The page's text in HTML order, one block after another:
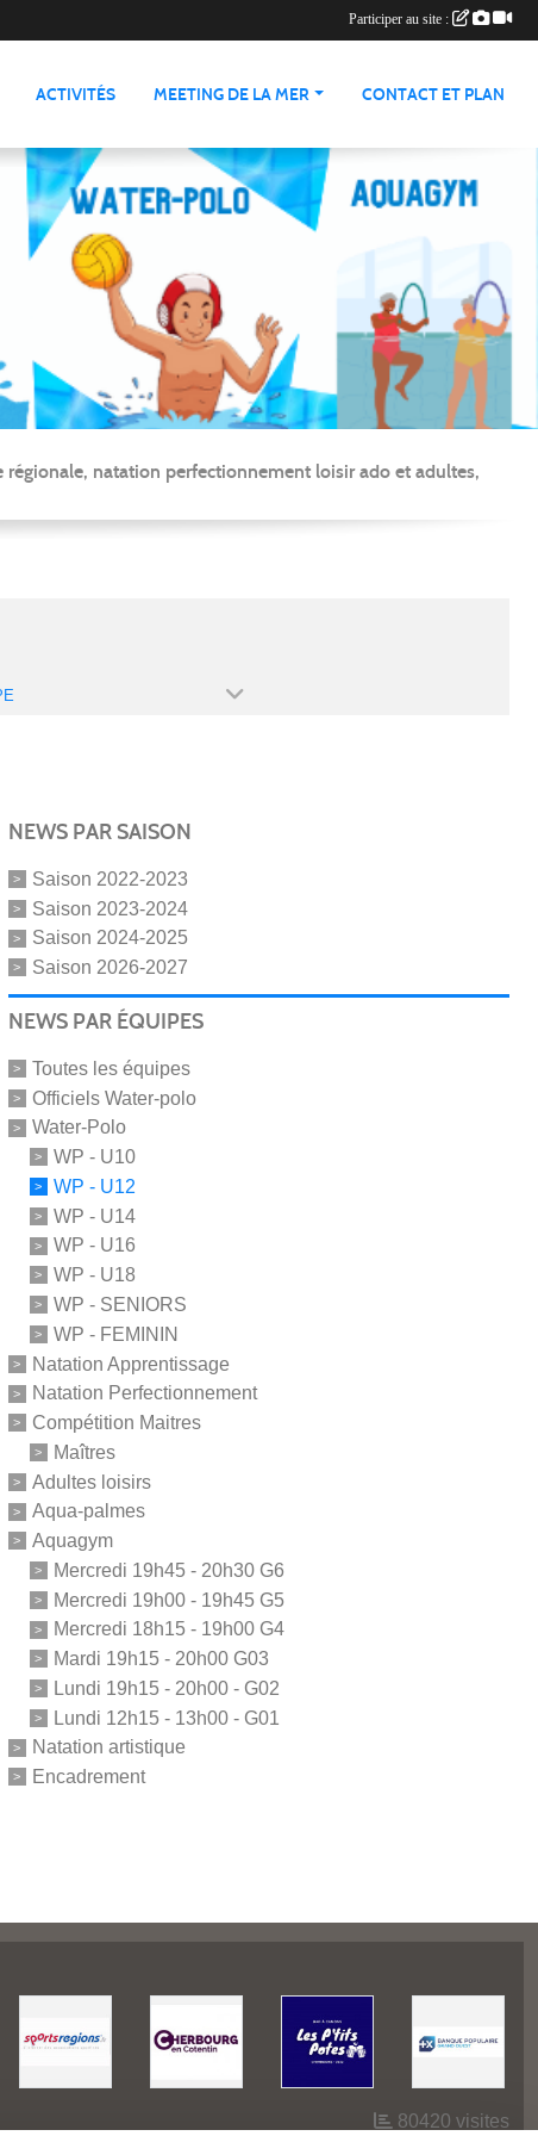
ACTIVITÉS MEETING DE LA MER CONTACT ET PLAN
natation perfectionnement loisir ado et adultes,
NEWS PAR SAISON
Saison 2022-2023
Saison 2023-2024
Saison 2024-2025
Saison 2026-2027
NEWS PAR ÉQUIPES
Toutes les équipes
Officiels Water-polo
Water-Polo
WP - U10
WP - U12
WP - U14
WP - U16
WP - U18
WP - SENIORS
WP - FEMININ
Natation Apprentissage
Natation Perfectionnement
Compétition Maitres
Maîtres
Adultes loisirs
Aqua-palmes
Aquagym
Mercredi 19h45 - 20h30 G6
Mercredi 19h00 - 19h45 G5
Mercredi 18h15 - 19h00 G4
Mardi 19h15 - 20h00 G03
Lundi 19h15 - 20h00 - G02
Lundi 12h15 - 13h00 - G01
Natation artistique
Encadrement
80420 visites
Participer au site :